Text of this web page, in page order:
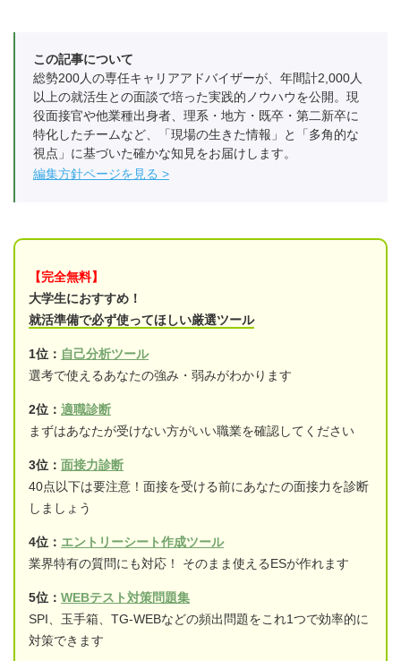
この記事について
総勢200人の専任キャリアアドバイザーが、年間計2,000人
以上の就活生との面談で培った実践的ノウハウを公開。現
役面接官や他業種出身者、理系・地方・既卒・第二新卒に
特化したチームなど、「現場の生きた情報」と「多角的な
視点」に基づいた確かな知見をお届けします。
編集方針ページを見る
【完全無料】
大学生におすすめ！
就活準備で必ず使ってほしい厳選ツール
1位： 自己分析ツール
選考で使えるあなたの強み・弱みがわかります
2位： 適職診断
まずはあなたが受けない方がいい職業を確認してください
3位： 面接力診断
40点以下は要注意！面接を受ける前にあなたの面接力を診断
しましょう
4位： エントリーシート作成ツール
業界特有の質問にも対応！ そのまま使えるESが作れます
5位： WEBテスト対策問題集
SPI、玉手箱、TG-WEBなどの頻出問題をこれ1つで効率的に
対策できます